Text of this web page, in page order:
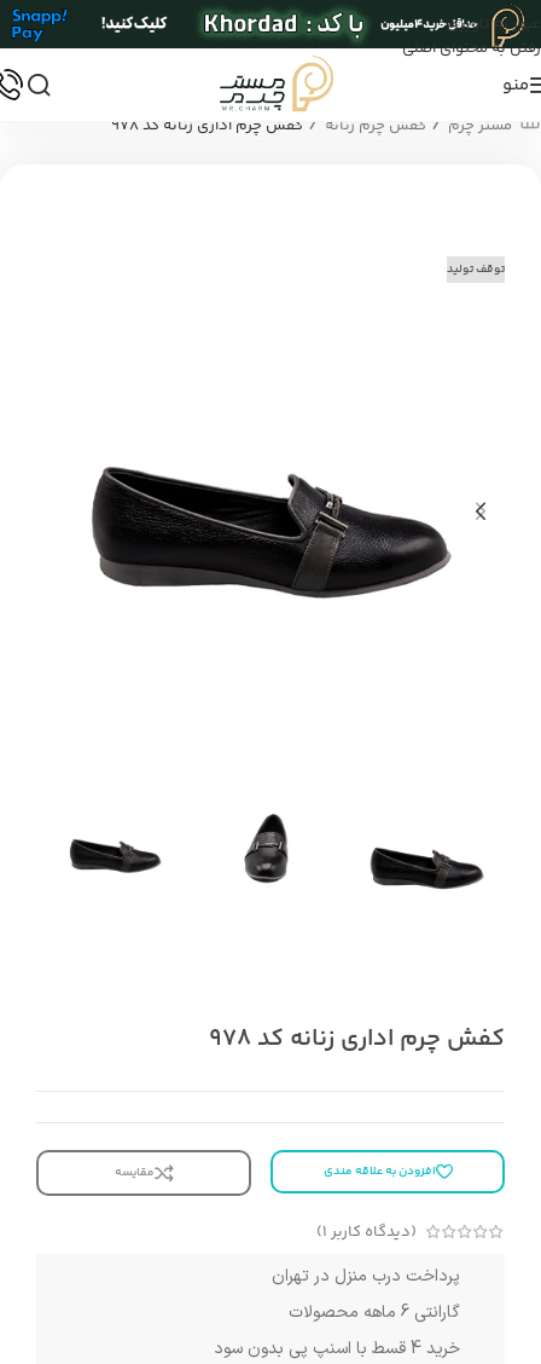
عبور به ناوبری
رفتن به محتوای اصلی
منو
مستر چرم / کفش چرم زنانه / کفش چرم اداری زنانه کد 978
توقف تولید
کفش چرم اداری زنانه کد 978
افزودن به علاقه مندی مقایسه
(دیدگاه کاربر 1
)
پرداخت درب منزل در تهران
گارانتی 6 ماهه محصولات
خرید 4 قسط با اسنپ پی بدون سود